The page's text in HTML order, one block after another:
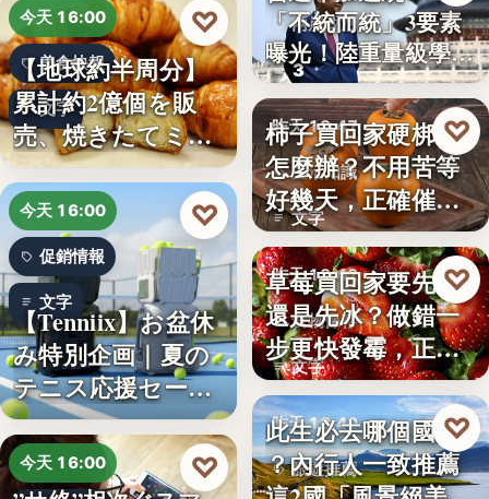
文字
今天 16:00
美食快報
文字
【地球約半周分】
累計約2億個を販
売、焼きたてミニ
クロワッ…
♡
今天 16:00
促銷情報
文字
【Tenniix】お盆休
み特別企画｜夏の
テニス応援セー
ル…
♡
今天 16:00 ♡
兩岸政治
3
「不統而統」3要素
曝光！陸重量級學者
朱衛…
昨天 18:47
生活知識
文字
柿子買回家硬梆梆
怎麼辦？不用苦等
好幾天，正確催熟
方法一次…
♡
昨天 18:42
食物保存
文字
草莓買回家要先洗
還是先冰？做錯一
步更快發霉，正確
保存方式…
♡
昨天 18:40
旅遊推薦
此生必去哪個國家
？內行人一致推薦
♡